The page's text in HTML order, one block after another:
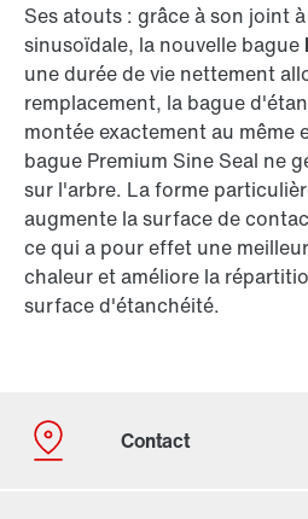
Ses atouts : grâce à son joint
sinusoïdale, la nouvelle bague
une durée de vie nettement
remplacement, la bague
montée exactement au même
bague Premium Sine Seal ne
sur l'arbre. La forme
augmente la surface de
ce qui a pour effet une
chaleur et améliore la
surface d'étanchéité.